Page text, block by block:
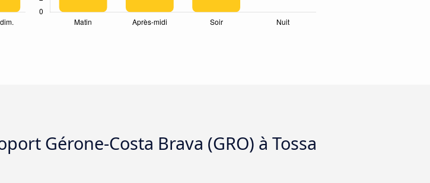
Gérone-Costa Brava (GRO) à Tossa